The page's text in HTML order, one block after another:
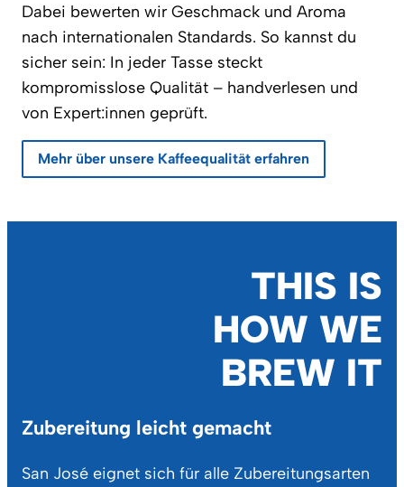
Dabei bewerten wir Geschmack und Aroma
nach internationalen Standards. So kannst du
sicher sein: In jeder Tasse steckt
kompromisslose Qualität – handverlesen und
von Expert:innen geprüft.
Mehr über unsere Kaffeequalität erfahren
Zubereitung leicht gemacht
San José eignet sich für alle Zubereitungsarten
THIS IS
HOW WE
BREW IT